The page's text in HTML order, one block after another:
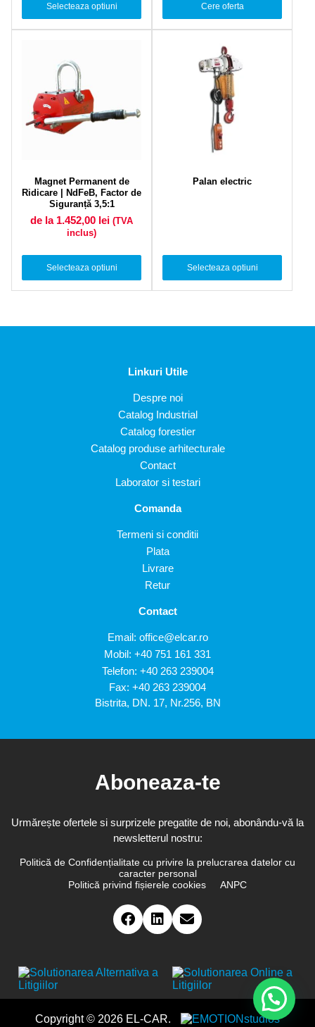
Selecteaza optiuni Cere oferta
Magnet Permanent de
Ridicare | NdFeB, Factor de
Siguranță 3,5:1
de la 1.452,00 lei (TVA
inclus)
Selecteaza optiuni
Palan electric
Selecteaza optiuni
Linkuri Utile
Despre noi
Catalog Industrial
Catalog forestier
Catalog produse arhitecturale
Contact
Laborator si testari
Comanda
Termeni si conditii
Plata
Livrare
Retur
Contact
Email: office@elcar.ro
Mobil: +40 751 161 331
Telefon: +40 263 239004
Fax: +40 263 239004
Bistrita, DN. 17, Nr.256, BN
Aboneaza-te
Urmărește ofertele si surprizele pregatite de noi, abonându-vă la
newsletterul nostru:
Politică de Confidențialitate cu privire la prelucrarea datelor cu
caracter personal
Politică privind fișierele cookies
ANPC
Copyright © 2026 EL-CAR.